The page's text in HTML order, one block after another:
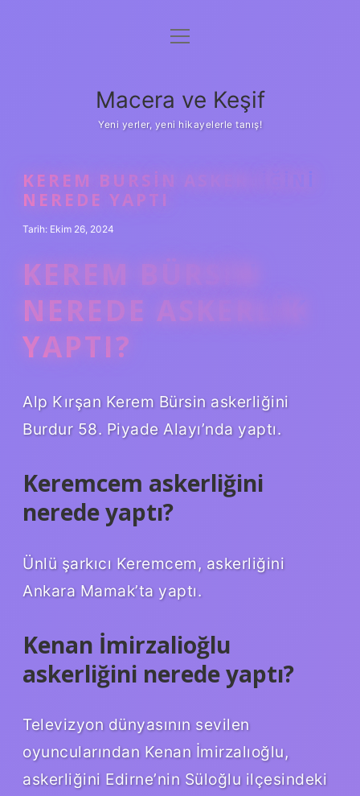
Anasayfa
Yasal Uyarı
menüyü
Macera ve Keşif
Yeni yerler, yeni hikayelerle tanış!
KEREM BURSIN ASKERLIĞINI
NEREDE YAPTI
Tarih: Ekim 26, 2024
KEREM BÜRSIN
NEREDE ASKERLIK
YAPTI?
Alp Kırşan Kerem Bürsin askerliğini
Burdur 58. Piyade Alayı’nda yaptı.
Keremcem askerliğini
nerede yaptı?
Ünlü şarkıcı Keremcem, askerliğini
Ankara Mamak’ta yaptı.
Kenan İmirzalioğlu
askerliğini nerede yaptı?
Televizyon dünyasının sevilen
oyuncularından Kenan İmirzalıoğlu,
askerliğini Edirne’nin Süloğlu ilçesindeki